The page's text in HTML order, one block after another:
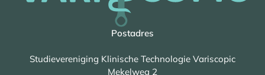
Postadres
Studievereniging Klinische Technologie Variscopic
Mekelweg 2